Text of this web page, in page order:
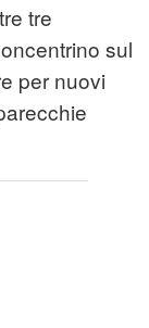
tre
sul
per nuovi